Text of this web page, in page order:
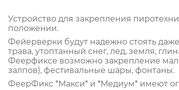
Устройство для закрепления
положении.
Фейерверки будут надежно стоять
трава, утоптанный снег, лед, земля,
Феерфиксе возможно закрепление
залпов), фестивальные шары, фонтаны.
ФеерФикс *Макси* и *Медиум* имеют